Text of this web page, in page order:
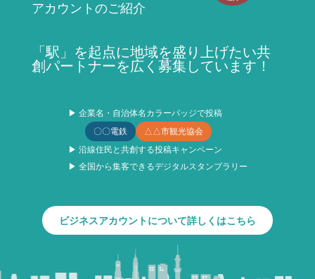
アカウントのご紹介
「駅」を起点に地域を盛り上げたい共
創パートナーを広く募集しています！
▶ 企業名・自治体名カラーバッジで投稿
〇〇電鉄
△△市観光協会
▶ 沿線住民と共創する投稿キャンペーン
▶ 全国から集客できるデジタルスタンプラリー
ビジネスアカウントについて詳しくはこちら